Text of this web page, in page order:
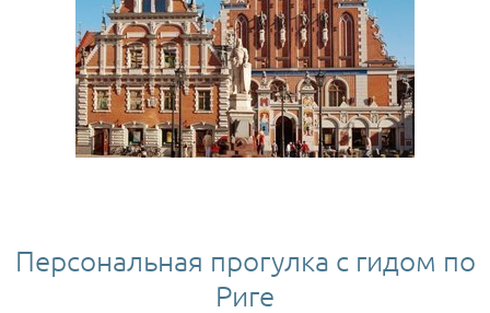
Персональная прогулка с гидом по
Риге